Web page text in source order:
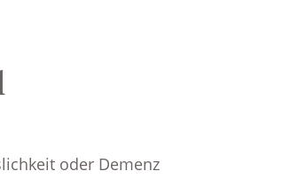
oder Demenz